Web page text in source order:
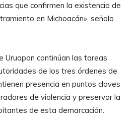
que confirmen la existencia de
en Michoacán», señalo
Uruapan continúan las tareas
de los tres órdenes de
presencia en puntos claves
de violencia y preservar la
de esta demarcación.